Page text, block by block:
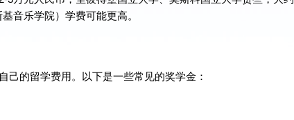
音乐学院）学费可能更高。
己的留学费用。以下是一些常见的奖学金：